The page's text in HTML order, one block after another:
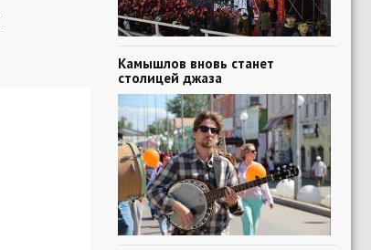
Камышлов вновь станет
столицей джаза